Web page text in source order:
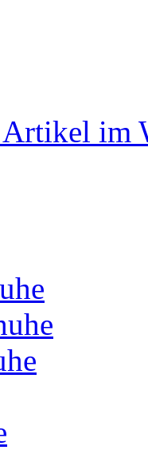
Artikel im